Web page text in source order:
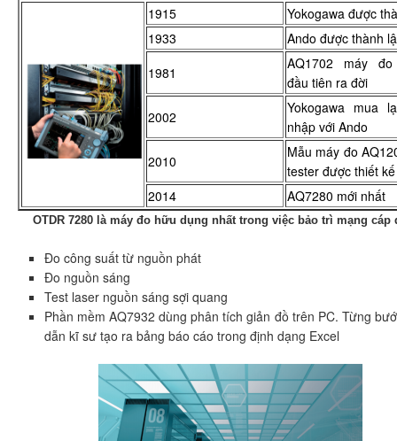
1915
Yokogawa được
1933
Ando được thành
1981
AQ1702 máy đo
đầu tiên ra đời
2002
Yokogawa mua
nhập với Ando
2010
Mẫu máy đo
tester được thiết kế
2014
AQ7280 mới nhất
OTDR 7280 là máy đo hữu dụng nhất trong việc bảo trì mạng cáp
Đo công suất từ nguồn phát
Đo nguồn sáng
Test laser nguồn sáng sợi quang
Phần mềm AQ7932 dùng phân tích giản đồ trên PC. Từng
dẫn kĩ sư tạo ra bảng báo cáo trong định dạng Excel